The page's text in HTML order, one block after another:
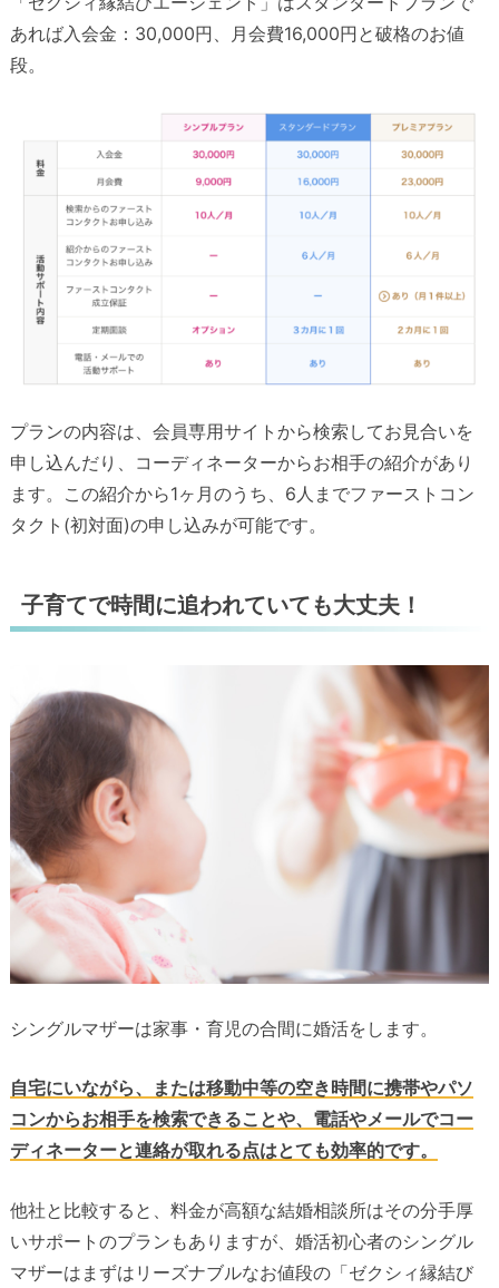
あれば入会金：30,000円、月会費16,000円と破格のお値
段。
プランの内容は、会員専用サイトから検索してお見合いを
申し込んだり、コーディネーターからお相手の紹介があり
ます。この紹介から1ヶ月のうち、6人までファーストコン
タクト(初対面)の申し込みが可能です。
子育てで時間に追われていても大丈夫！
シングルマザーは家事・育児の合間に婚活をします。
自宅にいながら、または移動中等の空き時間に携帯やパソ
コンからお相手を検索できることや、電話やメールでコー
ディネーターと連絡が取れる点はとても効率的です。
他社と比較すると、料金が高額な結婚相談所はその分手厚
いサポートのプランもありますが、婚活初心者のシングル
マザーはまずはリーズナブルなお値段の「ゼクシィ縁結び